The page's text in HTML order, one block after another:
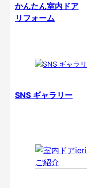
かんたん室内ドア
リフォーム
SNS ギャラリー